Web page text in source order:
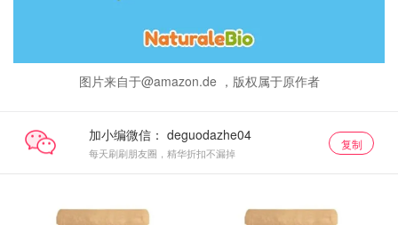
图片来自于@amazon.de ，版权属于原作者
加小编微信：
每天刷刷朋友圈，精华折扣不漏掉
复制